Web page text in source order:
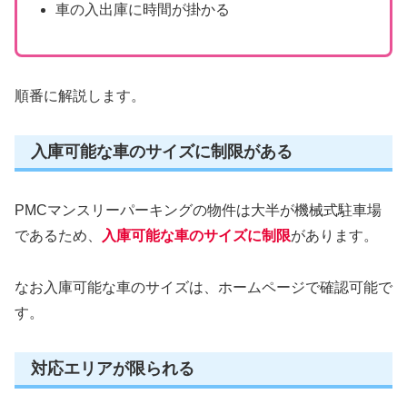
車の入出庫に時間が掛かる
順番に解説します。
入庫可能な車のサイズに制限がある
PMCマンスリーパーキングの物件は大半が機械式駐車場
であるため、
入庫可能な車のサイズに制限があります。
なお入庫可能な車のサイズは、ホームページで確認可能で
す。
対応エリアが限られる